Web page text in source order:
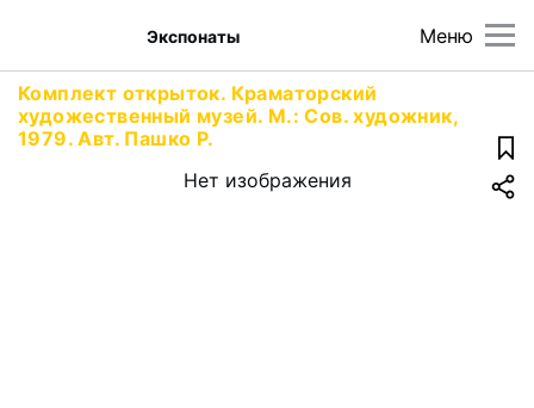
Меню
Экспонаты
Комплект открыток. Краматорский
художественный музей. М.: Сов. художник,
1979. Авт. Пашко Р.
Нет изображения